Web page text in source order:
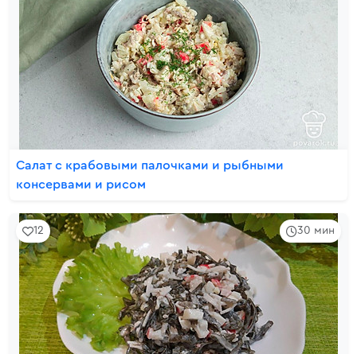
Салат с крабовыми палочками и рыбными
консервами и рисом
30 мин
12